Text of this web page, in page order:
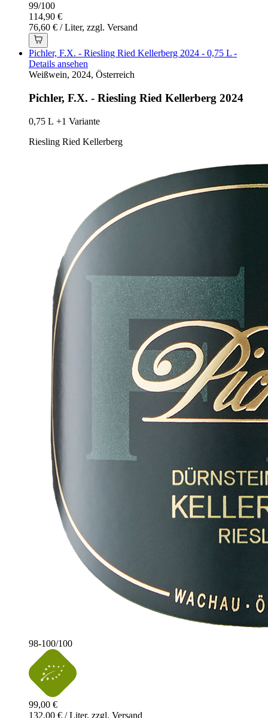
99/100
114,90 €
76,60 € / Liter, zzgl. Versand
Pichler, F.X. - Riesling Ried Kellerberg 2024 - 0,75 L -
Details ansehen
Weißwein, 2024, Österreich
Pichler, F.X. - Riesling Ried Kellerberg 2024
0,75 L +1 Variante
Riesling Ried Kellerberg
98-100/100
99,00 €
132,00 € / Liter, zzgl. Versand